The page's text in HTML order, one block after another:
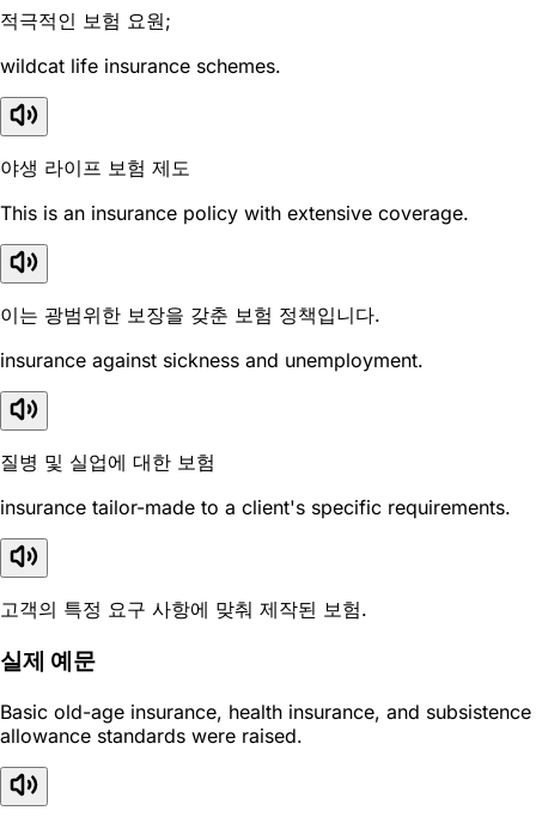
적극적인 보험 요원;
wildcat life insurance schemes.
야생 라이프 보험 제도
This is an insurance policy with extensive coverage.
이는 광범위한 보장을 갖춘 보험 정책입니다.
insurance against sickness and unemployment.
질병 및 실업에 대한 보험
insurance tailor-made to a client's specific requirements.
고객의 특정 요구 사항에 맞춰 제작된 보험.
실제 예문
Basic old-age insurance, health insurance, and subsistence
allowance standards were raised.